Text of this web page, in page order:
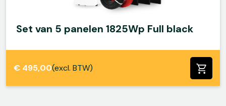
Set van 5 panelen 1825Wp Full black
€ 495,00(excl. BTW)